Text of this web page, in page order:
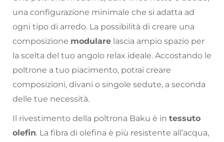
una configurazione minimale che si adatta ad
ogni tipo di arredo. La possibilità di creare una
composizione modulare lascia ampio spazio per
la scelta del tuo angolo relax ideale. Accostando le
poltrone a tuo piacimento, potrai creare
composizioni, divani o singole sedute, a seconda
delle tue necessità.
Il rivestimento della poltrona Baku è in tessuto
olefin. La fibra di olefina è più resistente all’acqua,